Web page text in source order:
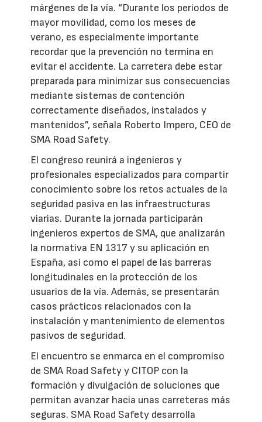
márgenes de la vía. “Durante los periodos de
mayor movilidad, como los meses de
verano, es especialmente importante
recordar que la prevención no termina en
evitar el accidente. La carretera debe estar
preparada para minimizar sus consecuencias
mediante sistemas de contención
correctamente diseñados, instalados y
mantenidos”, señala Roberto Impero, CEO de
SMA Road Safety.
El congreso reunirá a ingenieros y
profesionales especializados para compartir
conocimiento sobre los retos actuales de la
seguridad pasiva en las infraestructuras
viarias. Durante la jornada participarán
ingenieros expertos de SMA, que analizarán
la normativa EN 1317 y su aplicación en
España, así como el papel de las barreras
longitudinales en la protección de los
usuarios de la vía. Además, se presentarán
casos prácticos relacionados con la
instalación y mantenimiento de elementos
pasivos de seguridad.
El encuentro se enmarca en el compromiso
de SMA Road Safety y CITOP con la
formación y divulgación de soluciones que
permitan avanzar hacia unas carreteras más
seguras. SMA Road Safety desarrolla